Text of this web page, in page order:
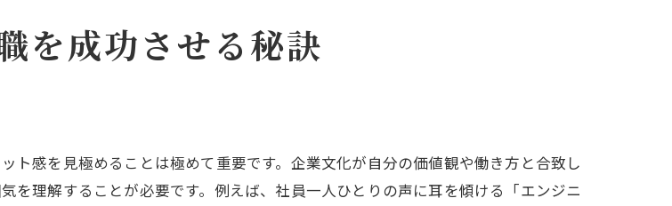
アアップ戦略
ニアキャリアを築く利点とチャレンジ
クな挑戦
ア成長の可能性
を成功させる秘訣
ト感を見極めることは極めて重要です。企業文化が自分の価値観や働き方と合致し
を理解することが必要です。例えば、社員一人ひとりの声に耳を傾ける「エンジニ